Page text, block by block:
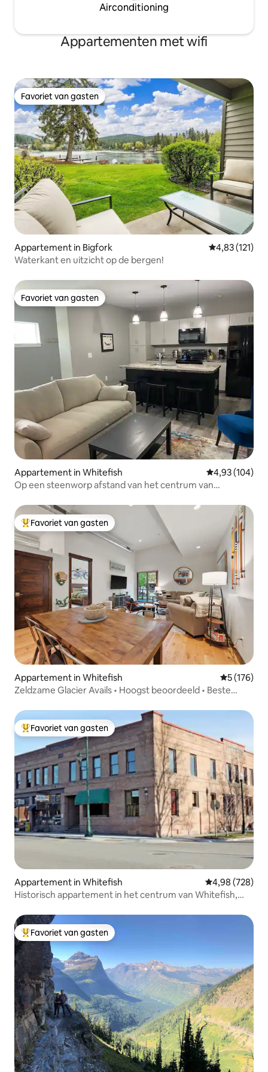
Airconditioning
Appartementen met wifi
Favoriet van gasten
Favoriet van gasten
Appartement in Bigfork Gemiddelde
4,83 (121)
Waterkant en uitzicht op de bergen!
Favoriet van gasten
Favoriet van gasten
Appartement in Whitefish Gemiddelde
4,93 (104)
Op een steenworp afstand van het centrum van
Topfavoriet van gasten
Favoriet van gasten
Appartement in Whitefish
5 (176)
Zeldzame Glacier Avails • Hoogst beoordeeld • Beste
Topfavoriet van gasten
Favoriet van gasten
Appartement in Whitefish Gemiddelde
4,98 (728)
Historisch appartement in het centrum van Whitefish,
Topfavoriet van gasten
Favoriet van gasten